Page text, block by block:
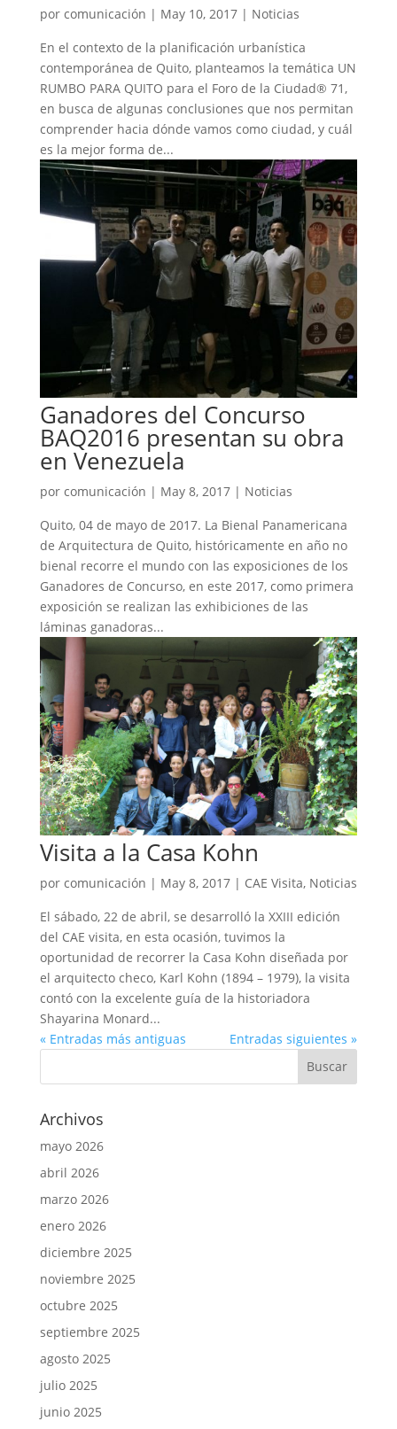
por comunicación | May 10, 2017| Noticias
En el contexto de la planificación urbanística
contemporánea de Quito, planteamos la temática UN
RUMBO PARA QUITO para el Foro de la Ciudad® 71,
en busca de algunas conclusiones que nos permitan
comprender hacia dónde vamos como ciudad, y cuál
es la mejor forma de...
Ganadores del Concurso
BAQ2016 presentan su obra
en Venezuela
por comunicación | May 8, 2017| Noticias
Quito, 04 de mayo de 2017. La Bienal Panamericana
de Arquitectura de Quito, históricamente en año no
bienal recorre el mundo con las exposiciones de los
Ganadores de Concurso, en este 2017, como primera
exposición se realizan las exhibiciones de las
láminas ganadoras...
Visita a la Casa Kohn
por comunicación | May 8, 2017| CAE Visita, Noticias
El sábado, 22 de abril, se desarrolló la XXIII edición
del CAE visita, en esta ocasión, tuvimos la
oportunidad de recorrer la Casa Kohn diseñada por
el arquitecto checo, Karl Kohn (1894 – 1979), la visita
contó con la excelente guía de la historiadora
Shayarina Monard...
« Entradas más antiguas
Entradas siguientes »
Archivos
mayo 2026
abril 2026
marzo 2026
enero 2026
diciembre 2025
noviembre 2025
octubre 2025
septiembre 2025
agosto 2025
julio 2025
junio 2025